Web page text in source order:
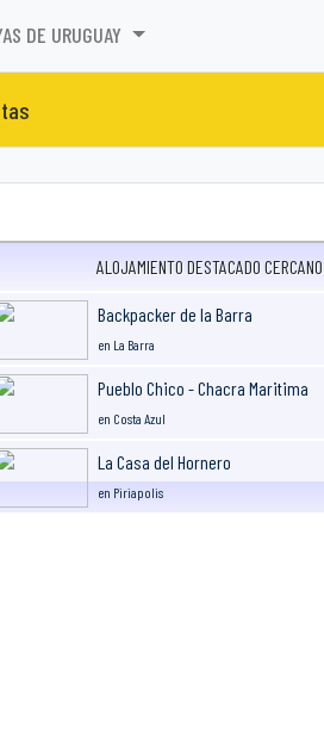
DE URUGUAY
ALOJAMIENTO DESTACADO CERCANO
Backpacker de la Barra
en La Barra
Pueblo Chico - Chacra Maritima
en Costa Azul
La Casa del Hornero
en Piriapolis